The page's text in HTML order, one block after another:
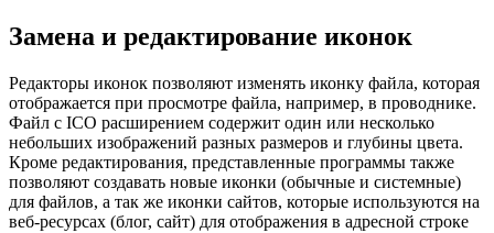
Замена и редактирование иконок
Редакторы иконок позволяют изменять иконку файла, которая
отображается при просмотре файла, например, в проводнике.
Файл с ICO расширением содержит один или несколько
небольших изображений разных размеров и глубины цвета.
Кроме редактирования, представленные программы также
позволяют создавать новые иконки (обычные и системные)
для файлов, а так же иконки сайтов, которые используются на
веб-ресурсах (блог, сайт) для отображения в адресной строке